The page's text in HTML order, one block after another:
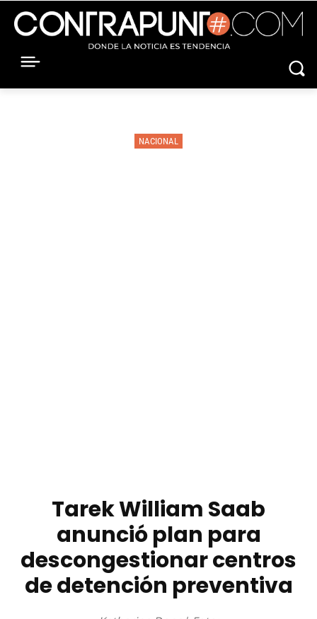
NACIONAL
Tarek William Saab
anunció plan para
descongestionar centros
de detención preventiva